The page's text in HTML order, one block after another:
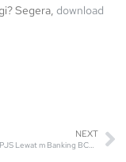
Segera, download
NEXT
Cara Bayar BPJS Lewat m Banking BCA dan Alternatifnya